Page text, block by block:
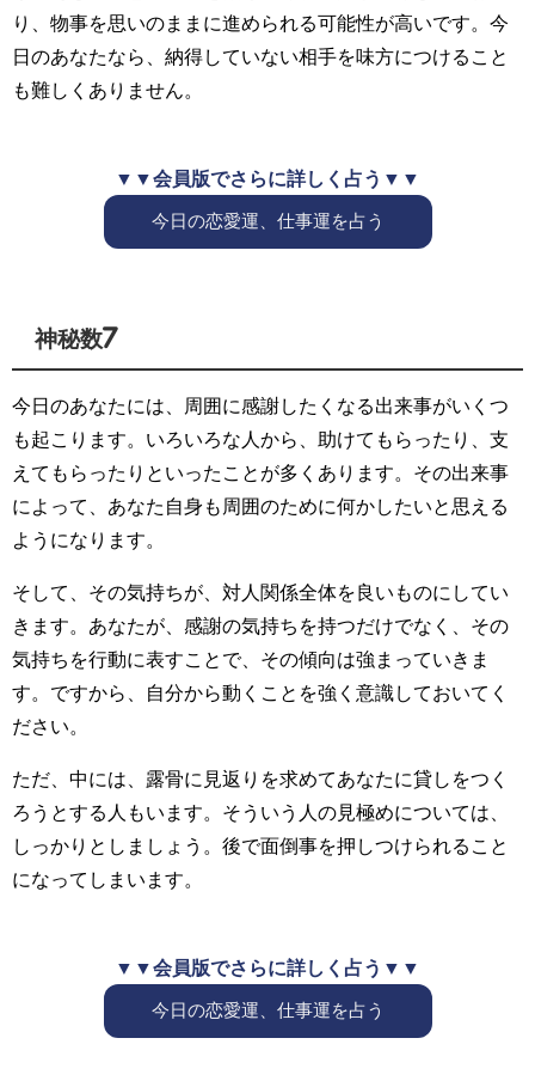
り、物事を思いのままに進められる可能性が高いです。今
日のあなたなら、納得していない相手を味方につけること
も難しくありません。
▼▼会員版でさらに詳しく占う▼▼
今日の恋愛運、仕事運を占う
神秘数7
今日のあなたには、周囲に感謝したくなる出来事がいくつ
も起こります。いろいろな人から、助けてもらったり、支
えてもらったりといったことが多くあります。その出来事
によって、あなた自身も周囲のために何かしたいと思える
ようになります。
そして、その気持ちが、対人関係全体を良いものにしてい
きます。あなたが、感謝の気持ちを持つだけでなく、その
気持ちを行動に表すことで、その傾向は強まっていきま
す。ですから、自分から動くことを強く意識しておいてく
ださい。
ただ、中には、露骨に見返りを求めてあなたに貸しをつく
ろうとする人もいます。そういう人の見極めについては、
しっかりとしましょう。後で面倒事を押しつけられること
になってしまいます。
▼▼会員版でさらに詳しく占う▼▼
今日の恋愛運、仕事運を占う